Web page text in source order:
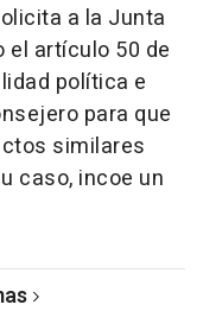
a la Junta
el artículo 50 de
política e
para que
similares
caso, incoe un